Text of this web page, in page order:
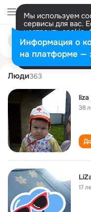
Мы используем
сервисы для вас.
настроить
представитель.
Разрешить все
Поиск
людям
liza lukina
Люди363
liza
38
17
Информация о
на платформе —